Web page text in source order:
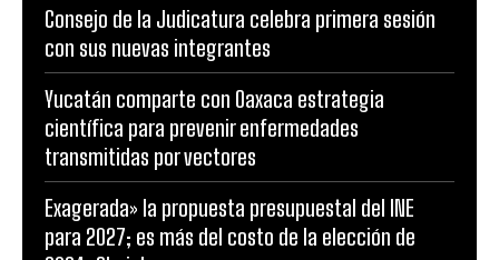
con sus nuevas integrantes
Yucatán comparte con Oaxaca estrategia
científica para prevenir enfermedades
transmitidas por vectores
Exagerada» la propuesta presupuestal del INE
para 2027; es más del costo de la elección de
2024: Sheinbaum